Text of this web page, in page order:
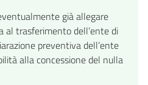
già allegare
al trasferimento dell’ente di
preventiva dell’ente
alla concessione del nulla